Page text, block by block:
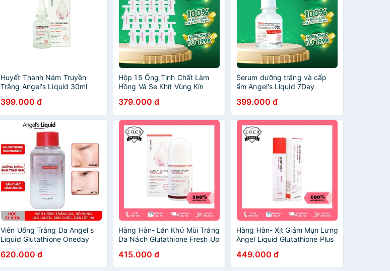
Huyết Thanh Nám Truyền
Trắng Angel's Liquid 30ml
399.000 đ
Hộp 15 Ống Tinh Chất Làm
Hồng Và Se Khít Vùng Kín
Niacinamide Inner Pure Gel
(2ml x 15)
379.000 đ
Serum dưỡng trắng và cấp
ẩm Angel's Liquid 7Day
Glutathione 700 V-Ample
30ml
399.000 đ
Viên Uống Trắng Da Angel's
Liquid Glutathione Oneday
Trắng Da 72 Viên
620.000 đ
Hàng Hàn- Lăn Khử Mùi Trắng
Da Nách Glutathione Fresh Up
Mùi Cơ Thể Chính Hãng 100%
415.000 đ
Hàng Hàn- Xịt Giảm Mụn Lưng
Angel Liquid Glutathione Plus
150ml Chính Hãng 100%
449.000 đ